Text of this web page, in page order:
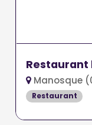
Restaurant
Manosque
Restaurant